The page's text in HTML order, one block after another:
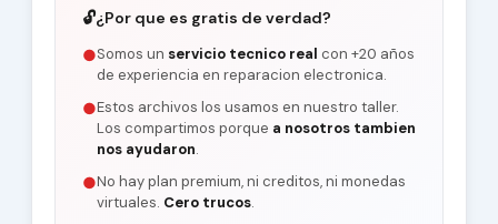
🔓¿Por que es gratis de verdad?
●Somos un servicio tecnico real con +20 años
de experiencia en reparacion electronica.
●Estos archivos los usamos en nuestro taller.
Los compartimos porque a nosotros tambien
nos ayudaron.
●No hay plan premium, ni creditos, ni monedas
virtuales. Cero trucos.